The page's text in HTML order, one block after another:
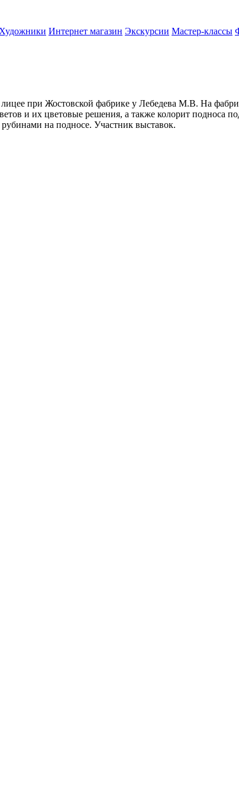
Художники Интернет магазин Экскурсии Мастер-классы
при Жостовской фабрике у Лебедева М.В. На
и их цветовые решения, а также колорит подноса
на подносе. Участник выставок.